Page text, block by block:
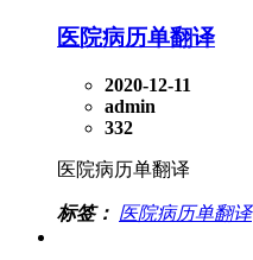
医院病历单翻译
2020-12-11
admin
332
医院病历单翻译
标签： 医院病历单翻译